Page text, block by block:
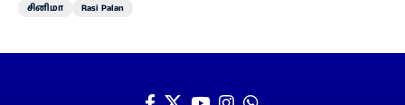
சினிமா
Rasi Palan